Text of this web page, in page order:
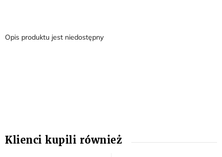
Opis produktu jest niedostępny